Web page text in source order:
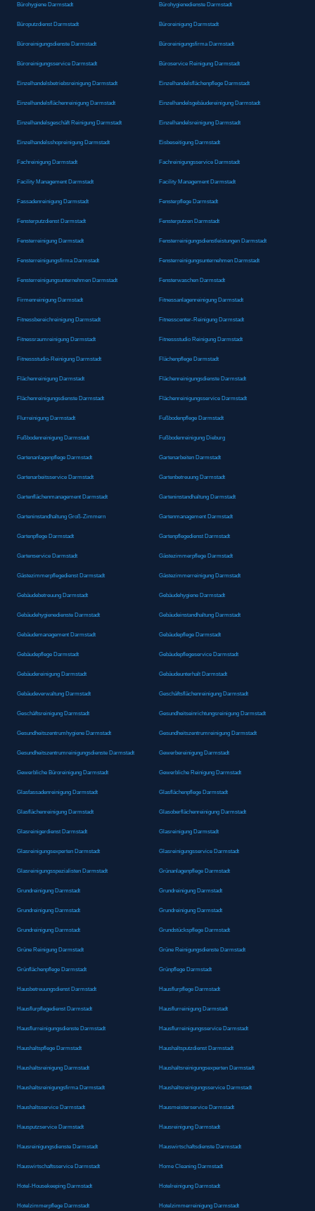
Bürohygiene Darmstadt Bürohygienedienste Darmstadt
Büroputzdienst Darmstadt Büroreinigung Darmstadt
Büroreinigungsdienste Darmstadt Büroreinigungsfirma Darmstadt
Büroreinigungsservice Darmstadt Büroservice Reinigung Darmstadt
Einzelhandelsbetriebsreinigung Darmstadt Einzelhandelsflächenpflege Darmstadt
Einzelhandelsflächenreinigung Darmstadt Einzelhandelsgebäudereinigung Darmstadt
Einzelhandelsgeschäft Reinigung Darmstadt Einzelhandelsreinigung Darmstadt
Einzelhandelsshopreinigung Darmstadt Eisbeseitigung Darmstadt
Fachreinigung Darmstadt Fachreinigungsservice Darmstadt
Facility Management Darmstadt Facility Management Darmstadt
Fassadenreinigung Darmstadt Fensterpflege Darmstadt
Fensterputzdienst Darmstadt Fensterputzen Darmstadt
Fensterreinigung Darmstadt Fensterreinigungsdienstleistungen Darmstadt
Fensterreinigungsfirma Darmstadt Fensterreinigungsunternehmen Darmstadt
Fensterreinigungsunternehmen Darmstadt Fensterwaschen Darmstadt
Firmenreinigung Darmstadt Fitnessanlagenreinigung Darmstadt
Fitnessbereichreinigung Darmstadt Fitnesscenter-Reinigung Darmstadt
Fitnessraumreinigung Darmstadt Fitnessstudio Reinigung Darmstadt
Fitnessstudio-Reinigung Darmstadt Flächenpflege Darmstadt
Flächenreinigung Darmstadt Flächenreinigungsdienste Darmstadt
Flächenreinigungsdienste Darmstadt Flächenreinigungsservice Darmstadt
Flurreinigung Darmstadt Fußbodenpflege Darmstadt
Fußbodenreinigung Darmstadt Fußbodenreinigung Dieburg
Gartenanlagenpflege Darmstadt Gartenarbeiten Darmstadt
Gartenarbeitsservice Darmstadt Gartenbetreuung Darmstadt
Gartenflächenmanagement Darmstadt Garteninstandhaltung Darmstadt
Garteninstandhaltung Groß-Zimmern Gartenmanagement Darmstadt
Gartenpflege Darmstadt Gartenpflegedienst Darmstadt
Gartenservice Darmstadt Gästezimmerpflege Darmstadt
Gästezimmerpflegedienst Darmstadt Gästezimmerreinigung Darmstadt
Gebäudebetreuung Darmstadt Gebäudehygiene Darmstadt
Gebäudehygienedienste Darmstadt Gebäudeinstandhaltung Darmstadt
Gebäudemanagement Darmstadt Gebäudepflege Darmstadt
Gebäudepflege Darmstadt Gebäudepflegeservice Darmstadt
Gebäudereinigung Darmstadt Gebäudeunterhalt Darmstadt
Gebäudeverwaltung Darmstadt Geschäftsflächenreinigung Darmstadt
Geschäftsreinigung Darmstadt Gesundheitseinrichtungsreinigung Darmstadt
Gesundheitszentrumhygiene Darmstadt Gesundheitszentrumreinigung Darmstadt
Gesundheitszentrumreinigungsdienste Darmstadt Gewerbereinigung Darmstadt
Gewerbliche Büroreinigung Darmstadt Gewerbliche Reinigung Darmstadt
Glasfassadenreinigung Darmstadt Glasflächenpflege Darmstadt
Glasflächenreinigung Darmstadt Glasoberflächenreinigung Darmstadt
Glasreinigerdienst Darmstadt Glasreinigung Darmstadt
Glasreinigungsexperten Darmstadt Glasreinigungsservice Darmstadt
Glasreinigungsspezialisten Darmstadt Grünanlagenpflege Darmstadt
Grundreinigung Darmstadt Grundreinigung Darmstadt
Grundreinigung Darmstadt Grundreinigung Darmstadt
Grundreinigung Darmstadt Grundstückspflege Darmstadt
Grüne Reinigung Darmstadt Grüne Reinigungsdienste Darmstadt
Grünflächenpflege Darmstadt Grünpflege Darmstadt
Hausbetreuungsdienst Darmstadt Hausflurpflege Darmstadt
Hausflurpflegedienst Darmstadt Hausflurreinigung Darmstadt
Hausflurreinigungsdienste Darmstadt Hausflurreinigungsservice Darmstadt
Haushaltspflege Darmstadt Haushaltsputzdienst Darmstadt
Haushaltsreinigung Darmstadt Haushaltsreinigungsexperten Darmstadt
Haushaltsreinigungsfirma Darmstadt Haushaltsreinigungsservice Darmstadt
Haushaltsservice Darmstadt Hausmeisterservice Darmstadt
Hausputzservice Darmstadt Hausreinigung Darmstadt
Hausreinigungsdienste Darmstadt Hauswirtschaftsdienste Darmstadt
Hauswirtschaftsservice Darmstadt Home Cleaning Darmstadt
Hotel-Housekeeping Darmstadt Hotelreinigung Darmstadt
Hotelzimmerpflege Darmstadt Hotelzimmerreinigung Darmstadt